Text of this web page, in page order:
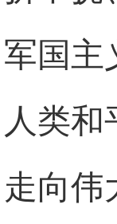
军国主
人类
走向伟